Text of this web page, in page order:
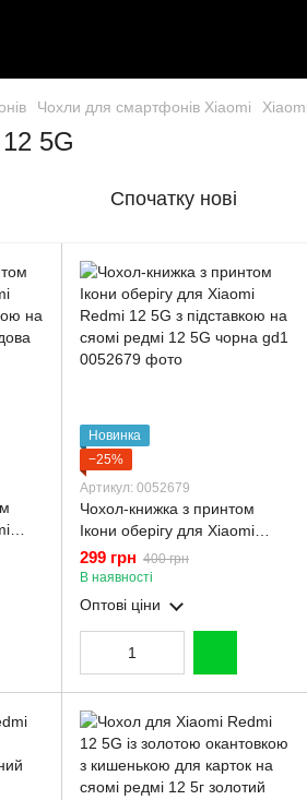
Чохли для смартфонів Xiaomi
5G
Спочатку нові
на
Новинка
−25%
Артикул: 0052679
Чохол-книжка з принтом
Ікони оберігу для Xiaomi
Redmi 12 5G з підставкою на
сяомі редмі 12 5G чорна gd1
299 грн 400 грн
В наявності
Оптові ціни